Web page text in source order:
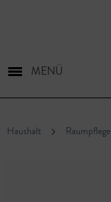
MENÜ
Haushalt Raumpflege